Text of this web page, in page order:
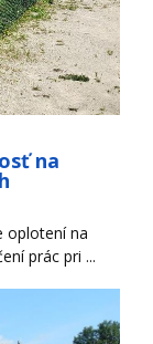
na
oplotení na
prác pri ...